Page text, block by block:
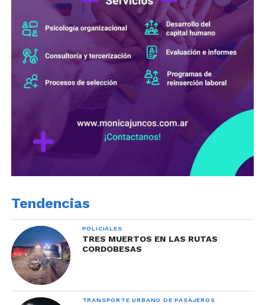
Tendencias
POLICIALES
TRES MUERTOS EN LAS RUTAS
CORDOBESAS
TRANSPORTE URBANO DE PASAJEROS